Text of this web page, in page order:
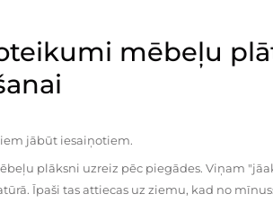
mēbeļu
jābūt iesaiņotiem.
plāksni uzreiz pēc piegādes. Viņam
Īpaši tas attiecas uz ziemu, kad no